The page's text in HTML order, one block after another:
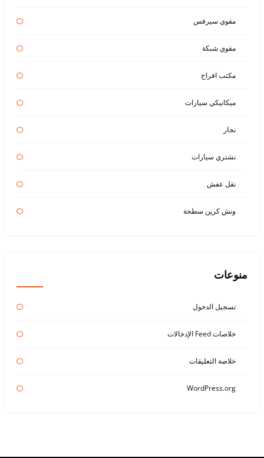
مقوي سيرفس
مقوي شبكة
مكتب افراح
ميكانيكي سيارات
نجار
نشتري سيارات
نقل عفش
ونش كرين سطحة
منوعات
تسجيل الدخول
خلاصات Feed الإدخالات
خلاصة التعليقات
WordPress.org